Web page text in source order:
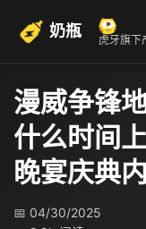
奶瓶 虎牙旗下
漫威争锋
什么时间
晚宴庆典
📅 04/30/2025